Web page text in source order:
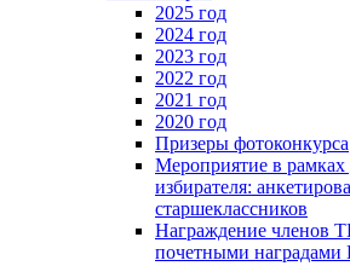
2025 год
2024 год
2023 год
2022 год
2021 год
2020 год
Призеры фотоконкурса
Мероприятие в
избирателя:
старшеклассников
Награждение членов
почетными наградами